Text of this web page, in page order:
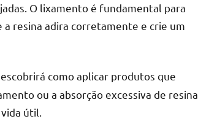
O lixamento é fundamental para
resina adira corretamente e crie um
como aplicar produtos que
ou a absorção excessiva de
útil.